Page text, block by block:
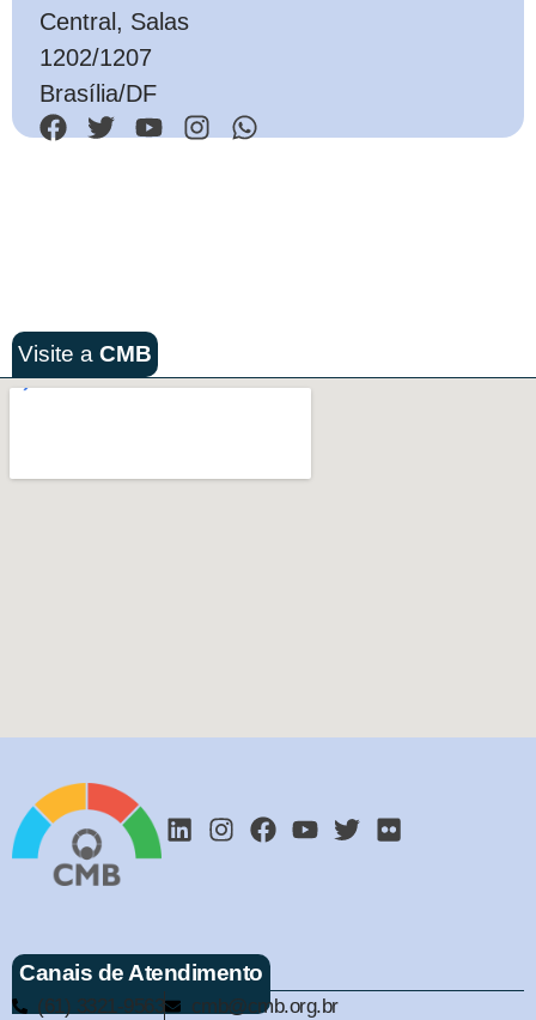
Central, Salas
1202/1207
Brasília/DF
Visite a CMB
Canais de Atendimento
(61) 3321-9563 cmb@cmb.org.br